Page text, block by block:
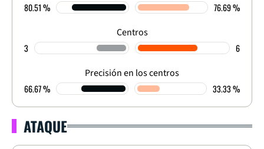
80.51 % 76.69 %
Centros
3 6
Precisión en los centros
66.67 % 33.33 %
ATAQUE